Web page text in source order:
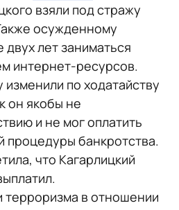
взяли под стражу
осужденному
двух лет заниматься
интернет-ресурсов.
по ходатайству
он якобы не
и не мог оплатить
процедуры банкротства.
что Кагарлицкий
в отношении